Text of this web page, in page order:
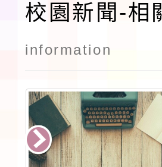
校園新聞-相
information